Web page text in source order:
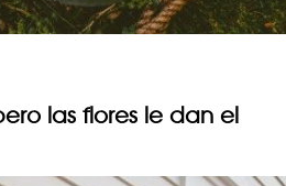
las flores le dan el